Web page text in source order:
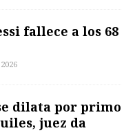
fallece a los 68
dilata por primo
juez da